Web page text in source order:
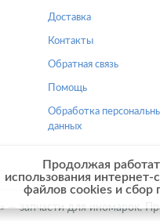
Доставка
Контакты
Обратная связь
Помощь
Обработка
данных
— запчасти для иномарок.
Продолжая
использования
файлов cookies и сбор